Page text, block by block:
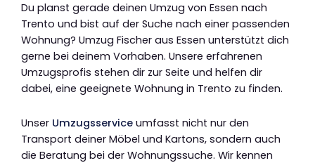
Du planst gerade deinen Umzug von Essen nach
Trento und bist auf der Suche nach einer passenden
Wohnung? Umzug Fischer aus Essen unterstützt dich
gerne bei deinem Vorhaben. Unsere erfahrenen
Umzugsprofis stehen dir zur Seite und helfen dir
dabei, eine geeignete Wohnung in Trento zu finden.
Unser Umzugsservice umfasst nicht nur den
Transport deiner Möbel und Kartons, sondern auch
die Beratung bei der Wohnungssuche. Wir kennen